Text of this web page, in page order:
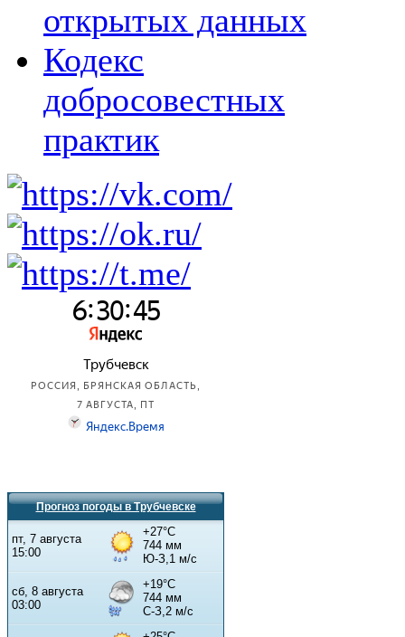
открытых данных
Кодекс
добросовестных
практик
Прогноз погоды в Трубчевске